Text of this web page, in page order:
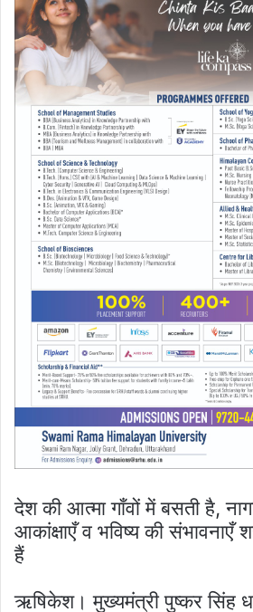
देश की आत्मा गाँवों में बसती है,
आकांक्षाएँ व भविष्य की संभावनाएँ
हैं
ऋषिकेश। मुख्यमंत्री पुष्कर सिंह